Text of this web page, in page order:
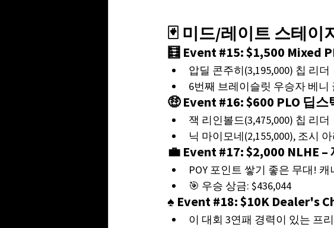
🃏 미드/레이트 스테이
🧮 Event #15: $1,500 Mixed
압딜 콘주히(3,195,000) 칩 리더
6번째 브레이슬릿 우승자 베니
🤑 Event #16: $600 PLO 딥
잭 리인볼드(3,475,000) 칩 리더
닉 마이모네(2,155,000), 조시
💼 Event #17: $2,000 NLHE
POY 포인트 쌓기 좋은 무대!
🎯 우승 상금: $436,044
♠️ Event #18: $10K Dealer's
이 대회 3연패 경력이 있는 프